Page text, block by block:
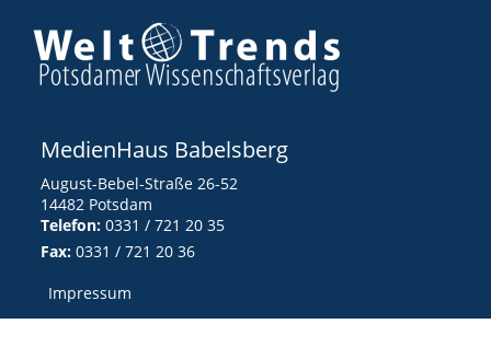
MedienHaus Babelsberg
August-Bebel-Straße 26-52
14482 Potsdam
Telefon: 0331 / 721 20 35
Fax: 0331 / 721 20 36
Impressum